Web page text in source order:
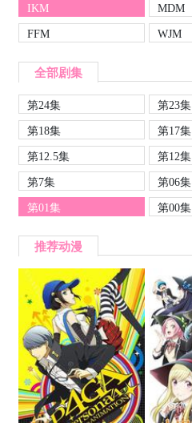
IKM MDM
FFM
WJM
全部剧集
第24集 第23集
第18集
第17集
第12.5集
第12集
第7集
第06集
第01集
第00集
推荐动漫